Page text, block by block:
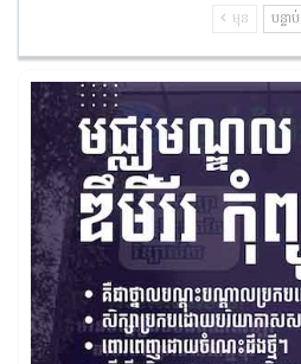
មុន បន្ទាប់